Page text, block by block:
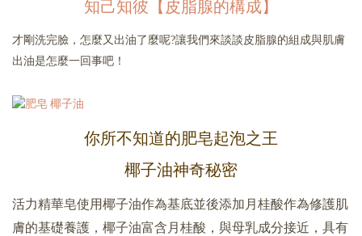
知己知彼【皮脂腺的構成】
才剛洗完臉，怎麼又出油了麼呢?讓我們來談談皮脂腺的組成與肌膚
出油是怎麼一回事吧！
你所不知道的肥皂起泡之王
椰子油神奇秘密
活力精華皂使用椰子油作為基底並後添加月桂酸作為修護肌
膚的基礎養護，椰子油富含月桂酸，與母乳成分接近，具有